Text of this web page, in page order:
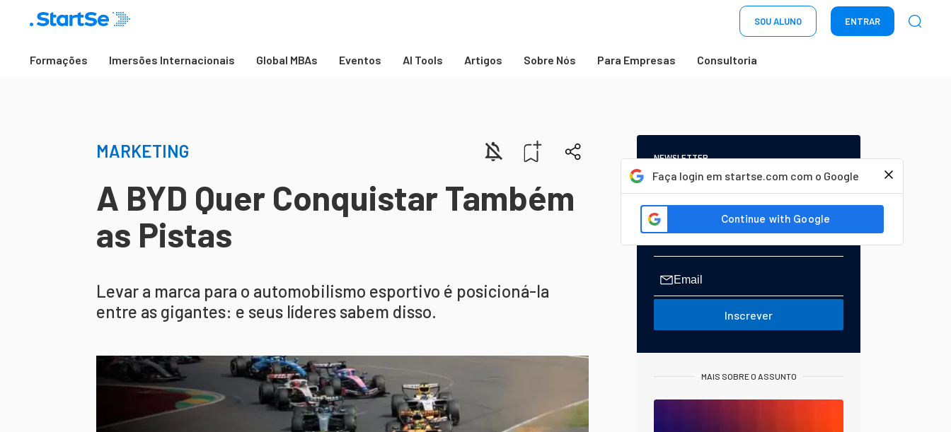
SOU ALUNO ENTRAR
Formações Imersões Internacionais Global MBAs Eventos AI Tools Artigos Sobre Nós Para Empresas Consultoria
Faça login em startse.com com o Google
MARKETING
A BYD Quer Conquistar Também
as Pistas
Levar a marca para o automobilismo esportivo é posicioná-la
entre as gigantes: e seus líderes sabem disso.
NEWSLETTER
Start Seu dia:
A Newsletter do AGORA!
Inscrever
MAIS SOBRE O ASSUNTO